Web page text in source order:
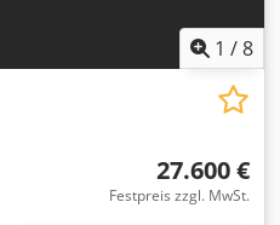
1 /8
27.600 €
Festpreis zzgl. MwSt.